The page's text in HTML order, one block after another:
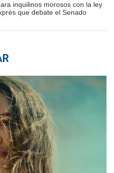
inquilinos morosos con la ley
que debate el Senado